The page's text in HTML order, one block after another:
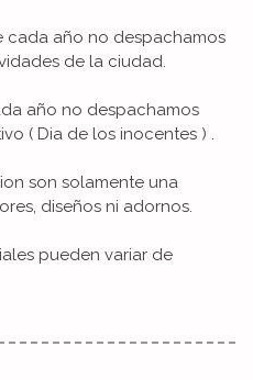
cada año no despachamos
de la ciudad.
año no despachamos
( Dia de los inocentes ) .
son solamente una
diseños ni adornos.
pueden variar de